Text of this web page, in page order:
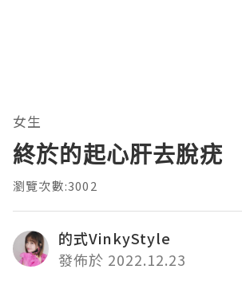
女生
終於的起心肝去脫疣
瀏覽次數:3002
的式VinkyStyle
發佈於 2022.12.23